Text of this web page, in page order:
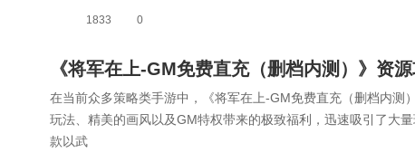
1833 0
《将军在上-GM免费直充（删档内测）》资
配，赢在起跑线！
在当前众多策略类手游中，《将军在上-GM免费直充（删档内测
玩法、精美的画风以及GM特权带来的极致福利，迅速吸引了大
款以武